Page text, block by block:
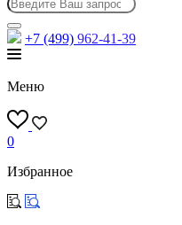
+7 (499) 962-41-39
Меню
0
Избранное